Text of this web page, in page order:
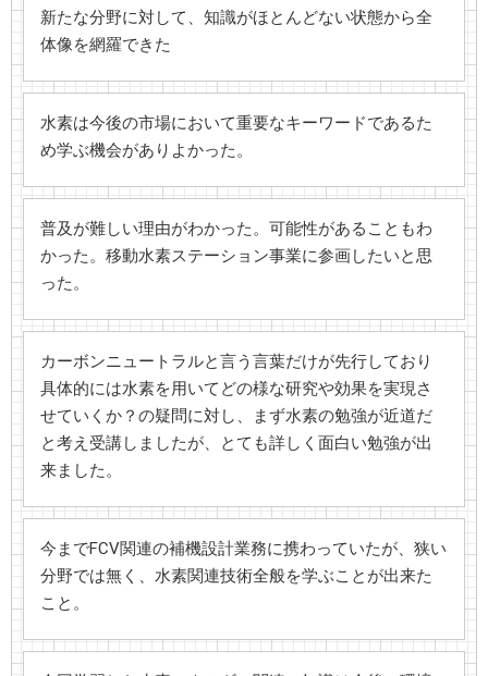
新たな分野に対して、知識がほとんどない状態から全
体像を網羅できた
水素は今後の市場において重要なキーワードであるた
め学ぶ機会がありよかった。
普及が難しい理由がわかった。可能性があることもわ
かった。移動水素ステーション事業に参画したいと思
った。
カーボンニュートラルと言う言葉だけが先行しており
具体的には水素を用いてどの様な研究や効果を実現さ
せていくか？の疑問に対し、まず水素の勉強が近道だ
と考え受講しましたが、とても詳しく面白い勉強が出
来ました。
今までFCV関連の補機設計業務に携わっていたが、狭い
分野では無く、水素関連技術全般を学ぶことが出来た
こと。